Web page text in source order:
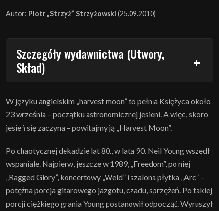
Autor: Piotr „Strzyż” Strzyżowski (25.09.2010)
Szczegóły wydawnictwa (Utwory,
Skład)
W języku angielskim „harvest moon” to pełnia Księżyca około
23 września – początku astronomicznej jesieni. A więc, skoro
jesień się zaczyna – powitajmy ją „Harvest Moon”.
Po chaotycznej dekadzie lat 80., w lata 90. Neil Young wszedł
wspaniale. Najpierw, jeszcze w 1989, „Freedom”, po niej
„Ragged Glory”, koncertowy „Weld” i szalona płytka „Arc” –
potężna porcja gitarowego jazgotu, czadu, sprzężeń. Po takiej
porcji ciężkiego grania Young postanowił odpocząć. Wyruszył